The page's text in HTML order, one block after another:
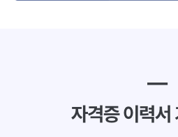
━
자격증 이력서